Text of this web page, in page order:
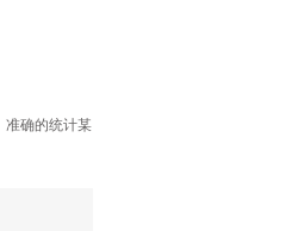
准确的统计某